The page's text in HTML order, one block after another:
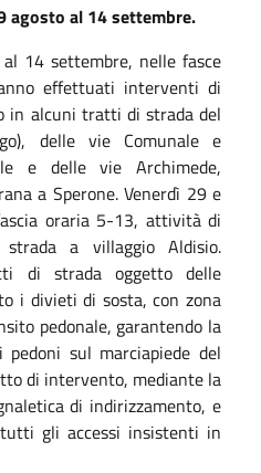
agosto al 14 settembre.
14 settembre, nelle fasce
effettuati interventi di
in alcuni tratti di strada del
delle vie Comunale e
e delle vie Archimede,
a Sperone. Venerdì 29 e
oraria 5-13, attività di
a villaggio Aldisio.
di strada oggetto delle
i divieti di sosta, con zona
pedonale, garantendo la
sul marciapiede del
di intervento, mediante la
di indirizzamento, e
gli accessi insistenti in